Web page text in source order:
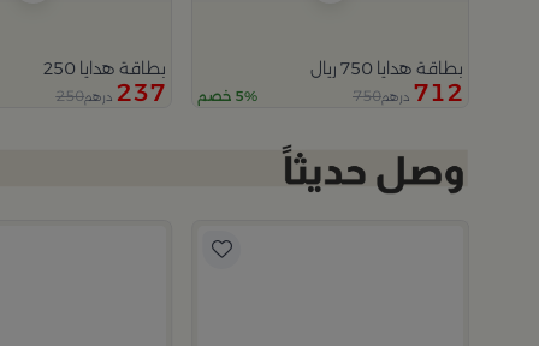
بطاقة هدايا 750 ريال
712 درهم750 5% خصم
بطاقة هدايا 250
237 درهم250